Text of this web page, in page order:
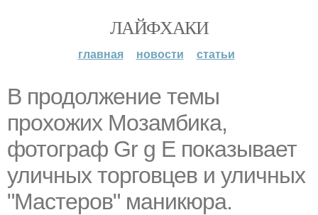
ЛАЙФХАКИ
главная новости статьи
В продолжение темы
прохожих Мозамбика,
фотограф Gr g E показывает
уличных торговцев и уличных
"Мастеров" маникюра.